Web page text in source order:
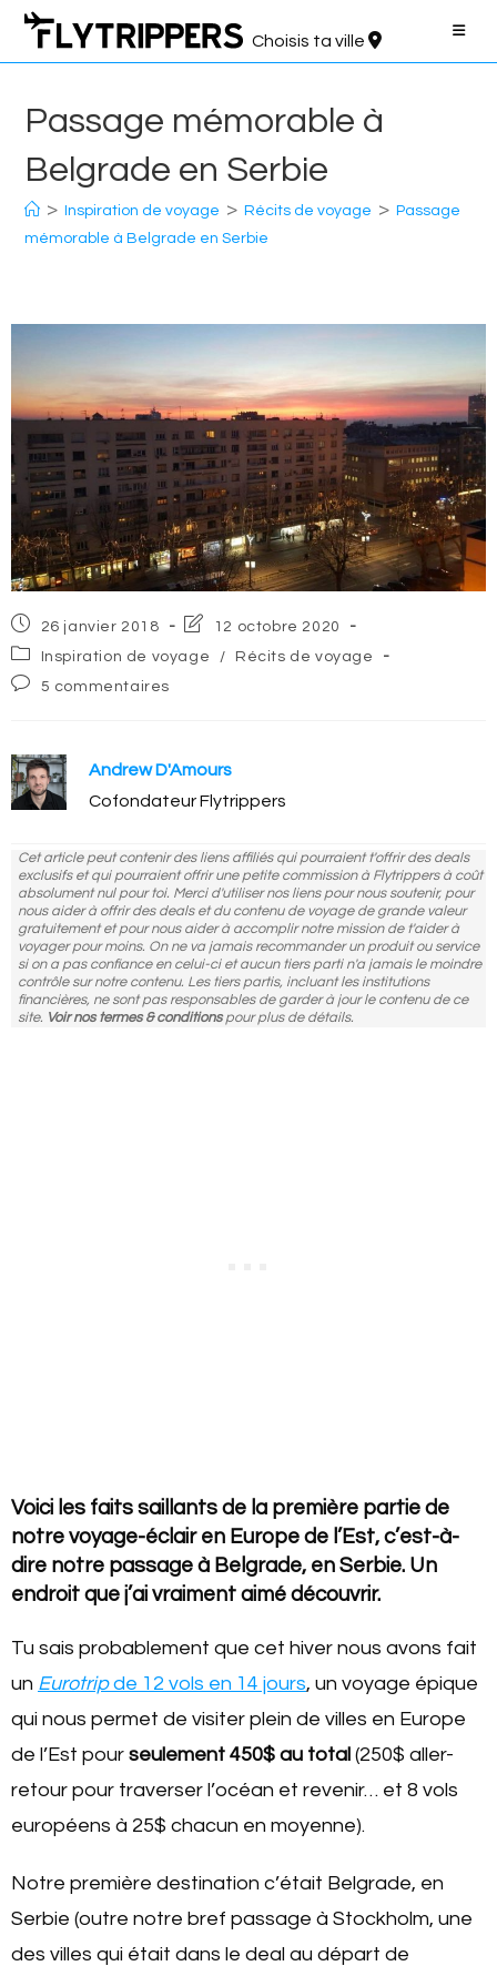
Aller
contenu
Choisis ta ville
Passage mémorable à
Belgrade en Serbie
> Inspiration de voyage > Récits de voyage > Passage
mémorable à Belgrade en Serbie
Post
published:
26 janvier 2018
Post
modified:
12 octobre 2020
Post
category:
Inspiration de voyage /
Récits de voyage
Post5 commentaires
Andrew D'Amours
Cofondateur Flytrippers
Cet article peut contenir des liens affiliés qui pourraient t'offrir des deals
exclusifs et qui pourraient offrir une petite commission à Flytrippers à coût
absolument nul pour toi. Merci d'utiliser nos liens pour nous soutenir, pour
nous aider à offrir des deals et du contenu de voyage de grande valeur
gratuitement et pour nous aider à accomplir notre mission de t'aider à
voyager pour moins. On ne va jamais recommander un produit ou service
si on a pas confiance en celui-ci et aucun tiers parti n'a jamais le moindre
contrôle sur notre contenu. Les tiers partis, incluant les institutions
financières, ne sont pas responsables de garder à jour le contenu de ce
site. Voir nos termes & conditionspour plus de détails.
Voici les faits saillants de la première partie de
notre voyage-éclair en Europe de l’Est, c’est-à-
dire notre passage à Belgrade, en Serbie. Un
endroit que j’ai vraiment aimé découvrir.
Tu sais probablement que cet hiver nous avons fait
un Eurotripde 12 vols en 14 jours, un voyage épique
qui nous permet de visiter plein de villes en Europe
de l’Est pour seulement 450$ au total (250$ aller-
retour pour traverser l’océan et revenir… et 8 vols
européens à 25$ chacun en moyenne).
Notre première destination c’était Belgrade, en
Serbie (outre notre bref passage à Stockholm, une
des villes qui était dans le deal au départ de